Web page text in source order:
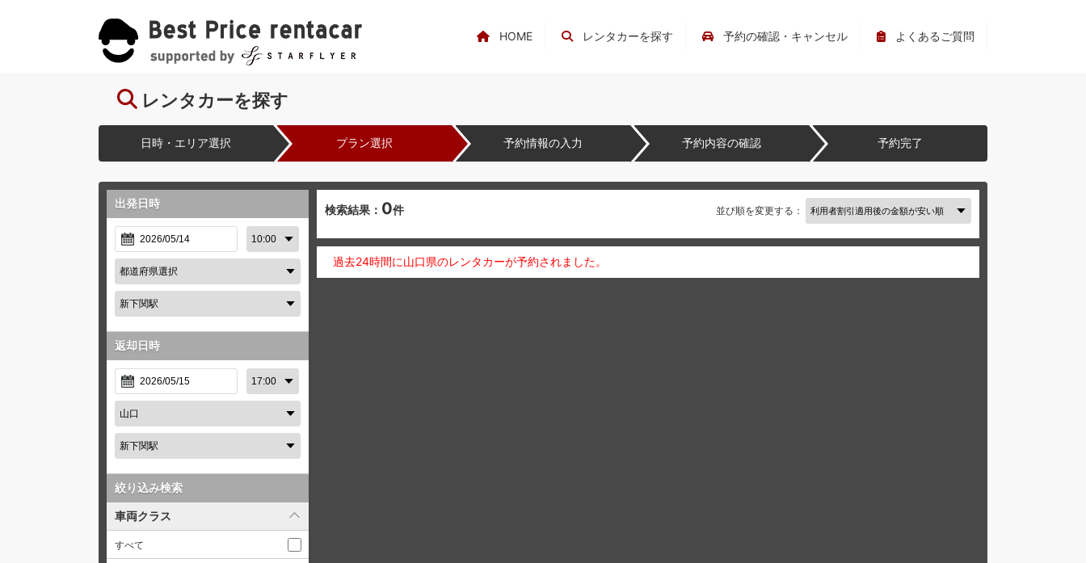
よくあるご質問
予約の確認・キャンセル
レンタカーを探す
HOME
レンタカーを探す
日時・エリア選択 プラン選択 予約情報の入力 予約内容の確認 予約完了
出発日時
返却日時
絞り込み検索
車両クラス
すべて
検索結果： 0件 並び順を変更する：
過去24時間に山口県のレンタカーが予約されました。